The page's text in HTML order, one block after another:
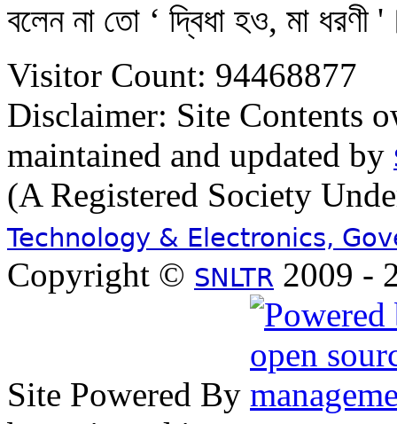
বলেন না তো ‘ দ্বিধা হও, মা ধরণী
Visitor Count: 94468877
Disclaimer: Site Contents
maintained and updated by
(A Registered Society
Technology & Electronics,
Copyright © SNLTR 2009 -
Site Powered By